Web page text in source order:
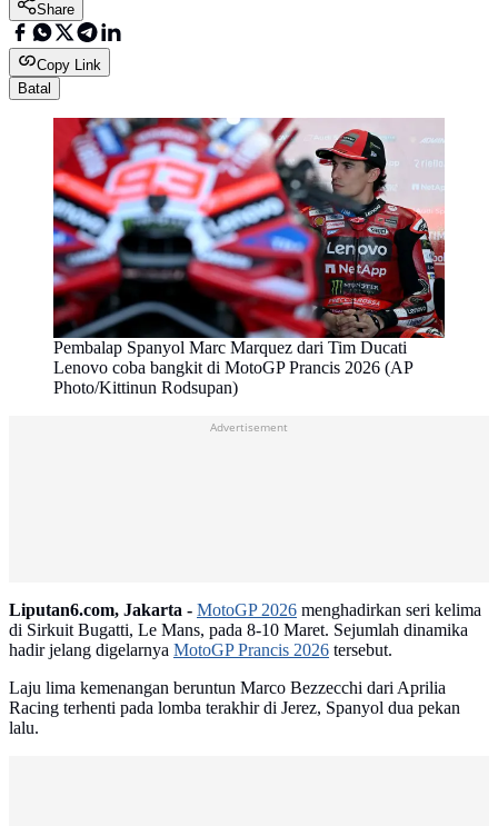
Share
Copy Link
Batal
Pembalap Spanyol Marc Marquez dari Tim Ducati
Lenovo coba bangkit di MotoGP Prancis 2026 (AP
Photo/Kittinun Rodsupan)
Liputan6.com, Jakarta - MotoGP 2026 menghadirkan seri kelima
di Sirkuit Bugatti, Le Mans, pada 8-10 Maret. Sejumlah dinamika
hadir jelang digelarnya MotoGP Prancis 2026 tersebut.
Laju lima kemenangan beruntun Marco Bezzecchi dari Aprilia
Racing terhenti pada lomba terakhir di Jerez, Spanyol dua pekan
lalu.